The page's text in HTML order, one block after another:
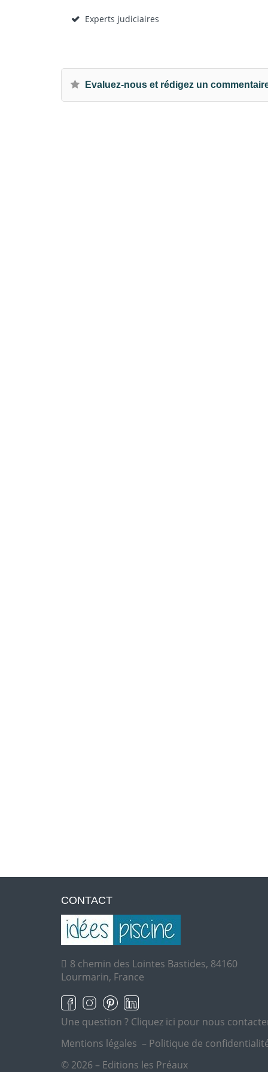
Experts judiciaires
Evaluez-nous et rédigez un
CONTACT
8 chemin des Lointes Bastides, 84160
Lourmarin, France
Une question ? Cliquez ici pour nous
Mentions légales – Politique de
© 2026 – Editions les Préaux